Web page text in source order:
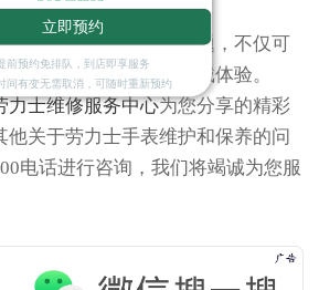
劳力士腕表走快的问题，不仅可
表，还能提升您的佩戴体验。
力士维修服务中心为您分享的精彩
他关于劳力士手表维护和保养的问
电话进行咨询，我们将竭诚为您服
立即预约
前预约免排队，到店即享服务
间有变无需取消，可随时重新预约